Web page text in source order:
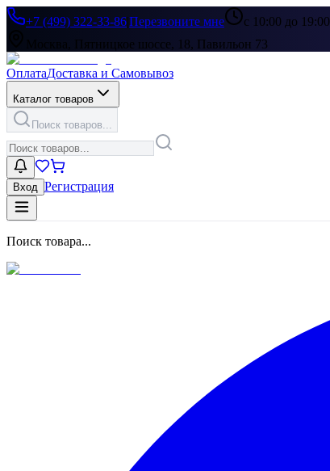
+7 (499) 322-33-86|Перезвоните мне
с 10:00 до 19:00
Москва, Пятницкое шоссе, 18, Павильон 73
ОплатаДоставка и Самовывоз
Каталог товаров
Поиск товаров...
Вход Регистрация
Поиск товара...